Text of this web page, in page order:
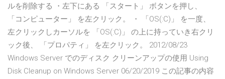
ルを削除する ・左下にある 「スタート」 ボタンを押し、
「コンピューター」 を左クリック。 ・ 「OS(:C)」 を一度、
左クリックしカーソルを 「OS(:C)」 の上に持っていき右クリ
ック後、 「プロパティ」 を左クリック。 2012/08/23
Windows Server でのディスク クリーンアップの使用 Using
Disk Cleanup on Windows Server 06/20/2019 この記事の内容